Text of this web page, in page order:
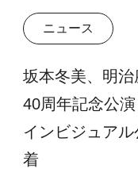
ニュース
坂本冬美、明
40周年記念公
インビジュア
着